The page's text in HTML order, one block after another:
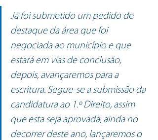
Já foi submetido um pedido de
destaque da área que foi
negociada ao município e que
estará em vias de conclusão,
depois, avançaremos para a
escritura. Segue-se a submissão da
candidatura ao 1.º Direito, assim
que esta seja aprovada, ainda no
decorrer deste ano, lançaremos o